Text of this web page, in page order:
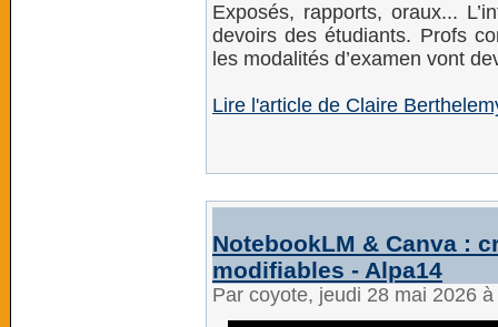
Exposés, rapports, oraux...
devoirs des étudiants. Profs
les modalités d’examen vont
Lire l'article de Claire
NotebookLM & Canva :
modifiables - Alpa14
Par coyote, jeudi 28 mai 2026